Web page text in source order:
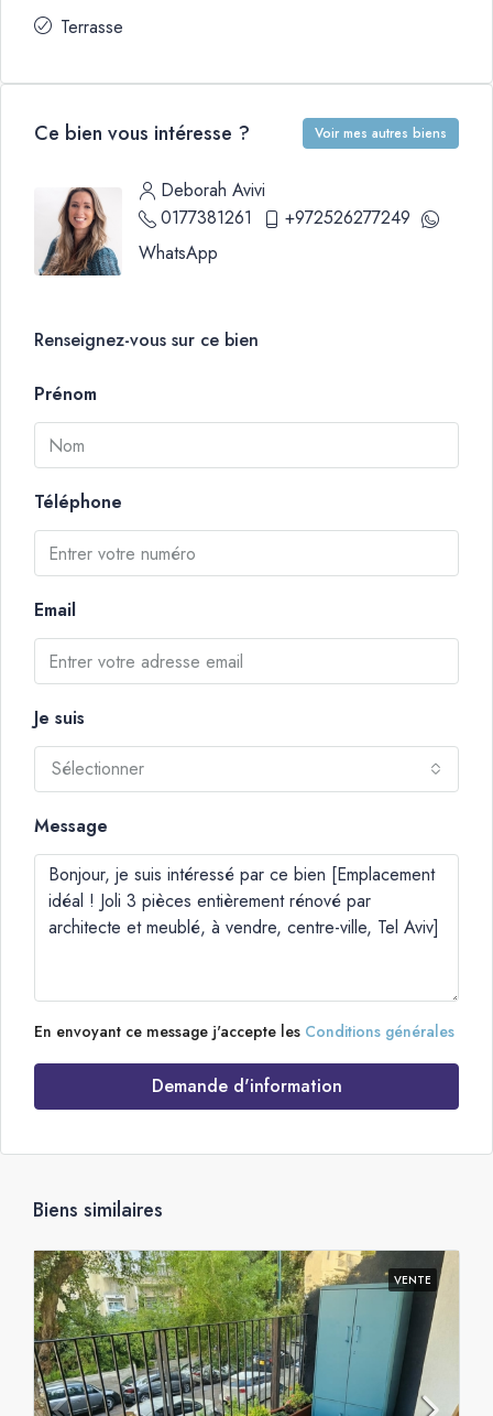
Terrasse
Ce bien vous intéresse ? Voir mes autres biens
Deborah Avivi
0177381261
+972526277249
WhatsApp
Renseignez-vous sur ce bien
Prénom
Téléphone
Email
Je suis
Sélectionner
Message
En envoyant ce message j'accepte les Conditions générales
Demande d'information
Biens similaires
VENTE